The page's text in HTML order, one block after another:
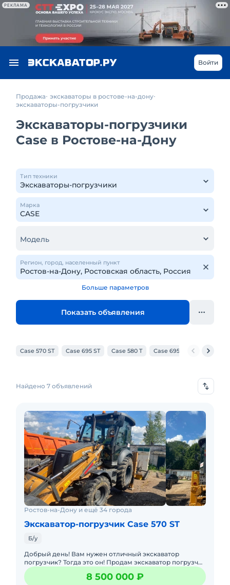
РЕКЛАМА
Войти
Продажа экскаваторы в ростове-на-дону
экскаваторы-погрузчики
Экскаваторы-погрузчики
Case в Ростове-на-Дону
Тип техники
Марка
Модель
Регион, город, населенный пункт
Больше параметров
Показать объявления
Case 570 ST Case 695 ST Case 580 T Case 695 SV Case 570
Найдено 7 объявлений
Ростов-на-Дону и ещё 34 города
Экскаватор-погрузчик Case 570 ST
Б/у
Добрый день! Вам нужен отличный экскаватор
погрузчик? Тогда это он! Продам экскаватор погрузчик
Case 570ST, 2021г.в. Вложений не требует совсем.
Сразу в работу!
8 500 000 ₽